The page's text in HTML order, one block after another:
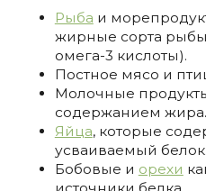
Рыба и
жирные сорта
омега-3 кислоты).
Постное мясо и
Молочные
содержанием жира.
Яйца, которые
усваиваемый белок.
Бобовые и орехи